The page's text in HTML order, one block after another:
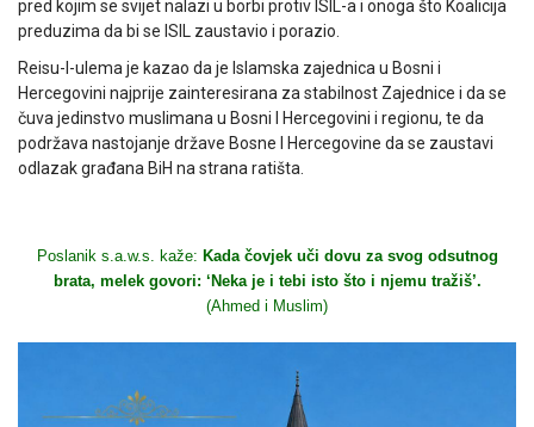
pred kojim se svijet nalazi u borbi protiv ISIL-a i onoga što Koalicija
preduzima da bi se ISIL zaustavio i porazio.
Reisu-l-ulema je kazao da je Islamska zajednica u Bosni i
Hercegovini najprije zainteresirana za stabilnost Zajednice i da se
čuva jedinstvo muslimana u Bosni I Hercegovini i regionu, te da
podržava nastojanje države Bosne I Hercegovine da se zaustavi
odlazak građana BiH na strana ratišta.
Poslanik s.a.w.s. kaže: Kada čovjek uči dovu za svog odsutnog
brata, melek govori: ‘Neka je i tebi isto što i njemu tražiš’.
(Ahmed i Muslim)